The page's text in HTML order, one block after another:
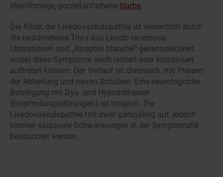
sternförmige, porzellanfarbene Narbe.
Die Klinik der Livedovaskulopathie ist wesentlich durch
die beschriebene Trias aus Livedo racemosa,
Ulzerationen und „Atrophie blanche“ gekennzeichnet,
wobei diese Symptome auch isoliert oder kombiniert
auftreten können. Der Verlauf ist chronisch, mit Phasen
der Abheilung und neuen Schüben. Eine neurologische
Beteiligung mit Dys- und Hypoästhesien
(Empfindungsstörungen) ist möglich. Die
Livedovaskulopathie tritt zwar ganzjährig auf, jedoch
können saisonale Schwankungen in der Symptomatik
beobachtet werden.